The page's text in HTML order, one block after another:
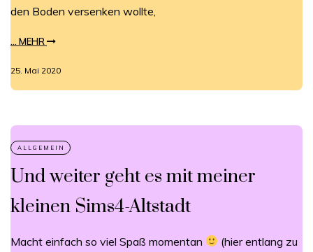
den Boden versenken wollte,
... MEHR
25. Mai 2020
Und weiter geht es mit meiner
kleinen Sims4-Altstadt
Macht einfach so viel Spaß momentan
(hier entlang zu